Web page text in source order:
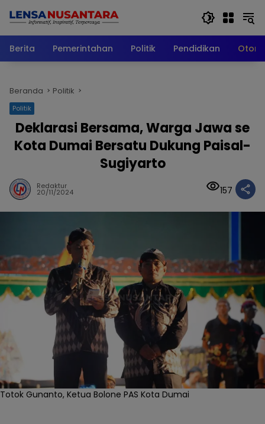
Berita
Pemerintahan Politik Pendidikan
Beranda Politik
Politik
Deklarasi Bersama, Warga Jawa se
Kota Dumai Bersatu Dukung Paisal-
Sugiyarto
Redaktur
20/11/2024 157
Totok Gunanto, Ketua Bolone PAS Kota Dumai